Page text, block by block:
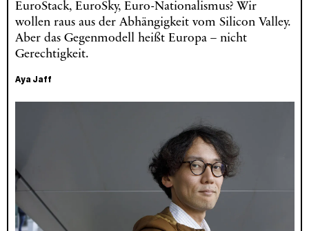
EuroStack, EuroSky, Euro-Nationalismus? Wir
wollen raus aus der Abhängigkeit vom Silicon Valley.
Aber das Gegenmodell heißt Europa – nicht
Gerechtigkeit.
Aya Jaff